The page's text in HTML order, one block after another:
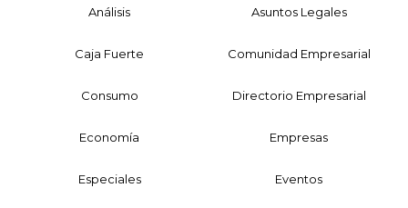
Análisis Asuntos Legales
Caja Fuerte Comunidad Empresarial
Consumo Directorio Empresarial
Economía Empresas
Especiales Eventos